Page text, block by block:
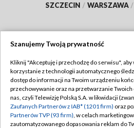
SZCZECIN / WARSZAWA /
TVP
Abonament TVP
Emisja w TVP
Centrum informacji TVP
Regulamin
Polityka
Moje zgody
Szanujemy Twoją prywatność
Kliknij "Akceptuję i przechodzę do serwisu", aby
korzystanie z technologii automatycznego
dostęp do informacji na Twoim urządzeniu
przechowywanie oraz na przetwarzanie
nas, czyli Telewizję Polską S.A. w likwidacji
Zaufanych Partnerów z IAB* (1201 firm) oraz
Partnerów TVP (93 firm), w celach
zautomatyzowanego dopasowania reklam do